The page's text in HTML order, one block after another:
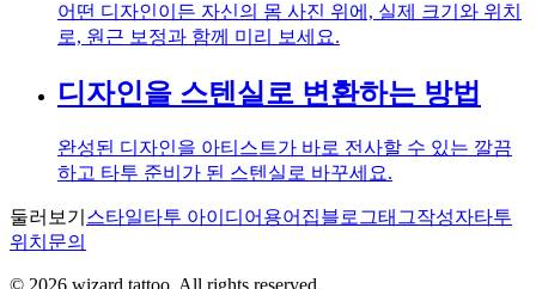
어떤 디자인이든 자신의 몸 사진 위에, 실제 크기와 위치
로, 원근 보정과 함께 미리 보세요.
디자인을 스텐실로 변환하는 방법
완성된 디자인을 아티스트가 바로 전사할 수 있는 깔끔
하고 타투 준비가 된 스텐실로 바꾸세요.
둘러보기 스타일타투 아이디어 용어집블로그태그작성자타투
위치 문의